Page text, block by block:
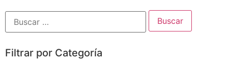
Filtrar por Categoría